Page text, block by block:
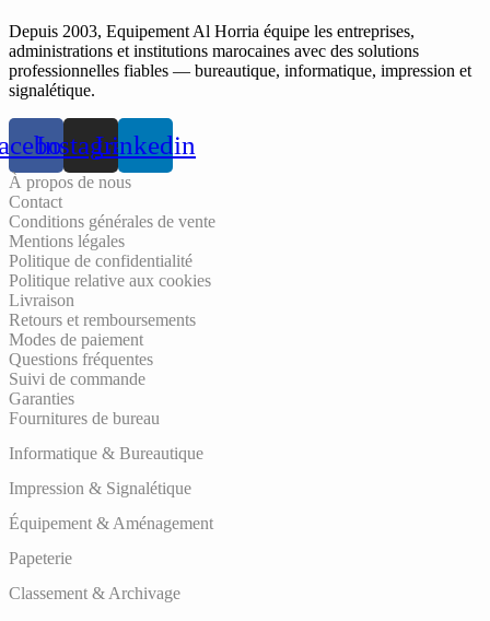
Depuis 2003, Equipement Al Horria équipe les entreprises,
administrations et institutions marocaines avec des solutions
professionnelles fiables — bureautique, informatique, impression et
signalétique.
InstagramLinkedin
À propos de nous
Contact
Conditions générales de vente
Mentions légales
Politique de confidentialité
Politique relative aux cookies
Livraison
Retours et remboursements
Modes de paiement
Questions fréquentes
Suivi de commande
Garanties
Fournitures de bureau
Informatique & Bureautique
Impression & Signalétique
Équipement & Aménagement
Papeterie
Classement & Archivage